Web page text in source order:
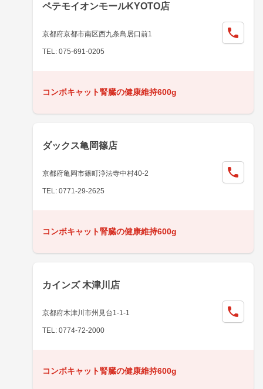
ペテモイオンモールKYOTO店
京都府京都市南区西九条鳥居口前1
TEL: 075-691-0205
コンボキャット腎臓の健康維持600g
ダックス亀岡篠店
京都府亀岡市篠町浄法寺中村40-2
TEL: 0771-29-2625
コンボキャット腎臓の健康維持600g
カインズ 木津川店
京都府木津川市州見台1-1-1
TEL: 0774-72-2000
コンボキャット腎臓の健康維持600g